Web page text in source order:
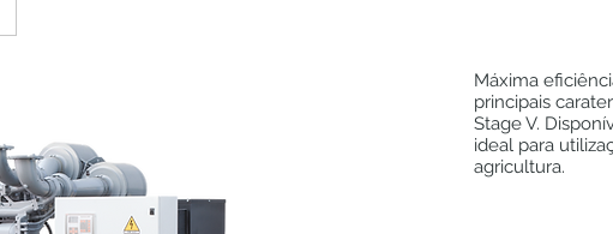
Máxima
principais
Stage V.
ideal para
agricultura.